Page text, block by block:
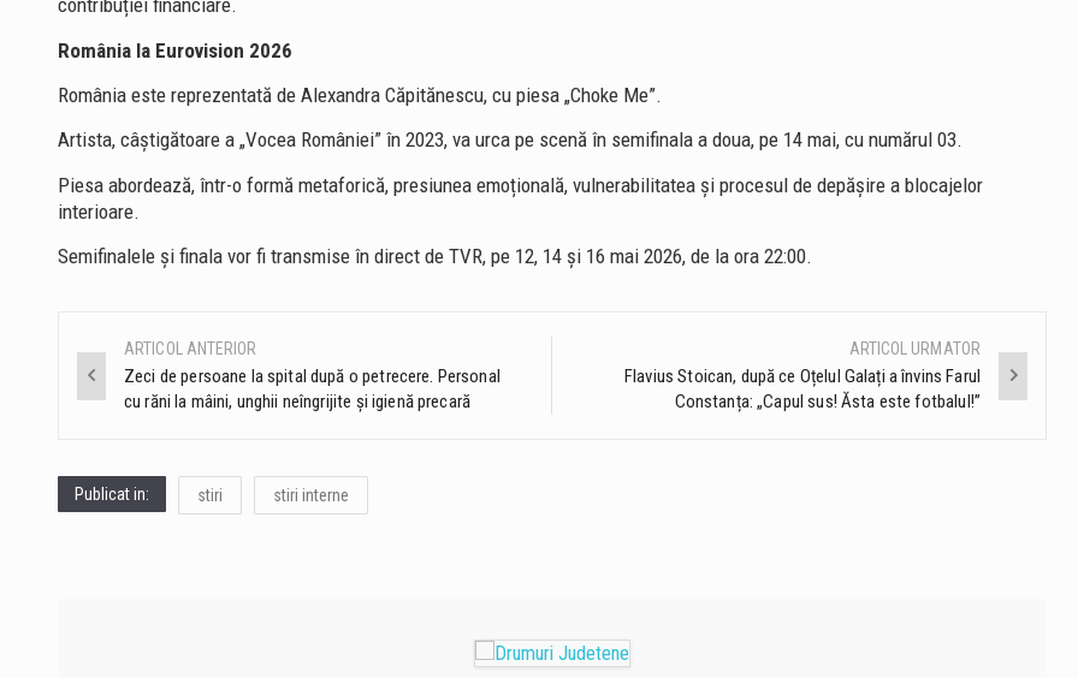
contribuției financiare.
România la Eurovision 2026
România este reprezentată de Alexandra Căpitănescu, cu piesa „Choke Me”.
Artista, câștigătoare a „Vocea României” în 2023, va urca pe scenă în semifinala a doua, pe 14 mai, cu numărul 03.
Piesa abordează, într-o formă metaforică, presiunea emoțională, vulnerabilitatea și procesul de depășire a blocajelor
interioare.
Semifinalele și finala vor fi transmise în direct de TVR, pe 12, 14 și 16 mai 2026, de la ora 22:00.
Post
navigation
ARTICOL ANTERIOR
Zeci de persoane la spital după o petrecere. Personal
cu răni la mâini, unghii neîngrijite şi igienă precară
ARTICOL URMATOR
Flavius Stoican, după ce Oțelul Galați a învins Farul
Constanța: „Capul sus! Ăsta este fotbalul!”
Publicat in: stiri stiri interne